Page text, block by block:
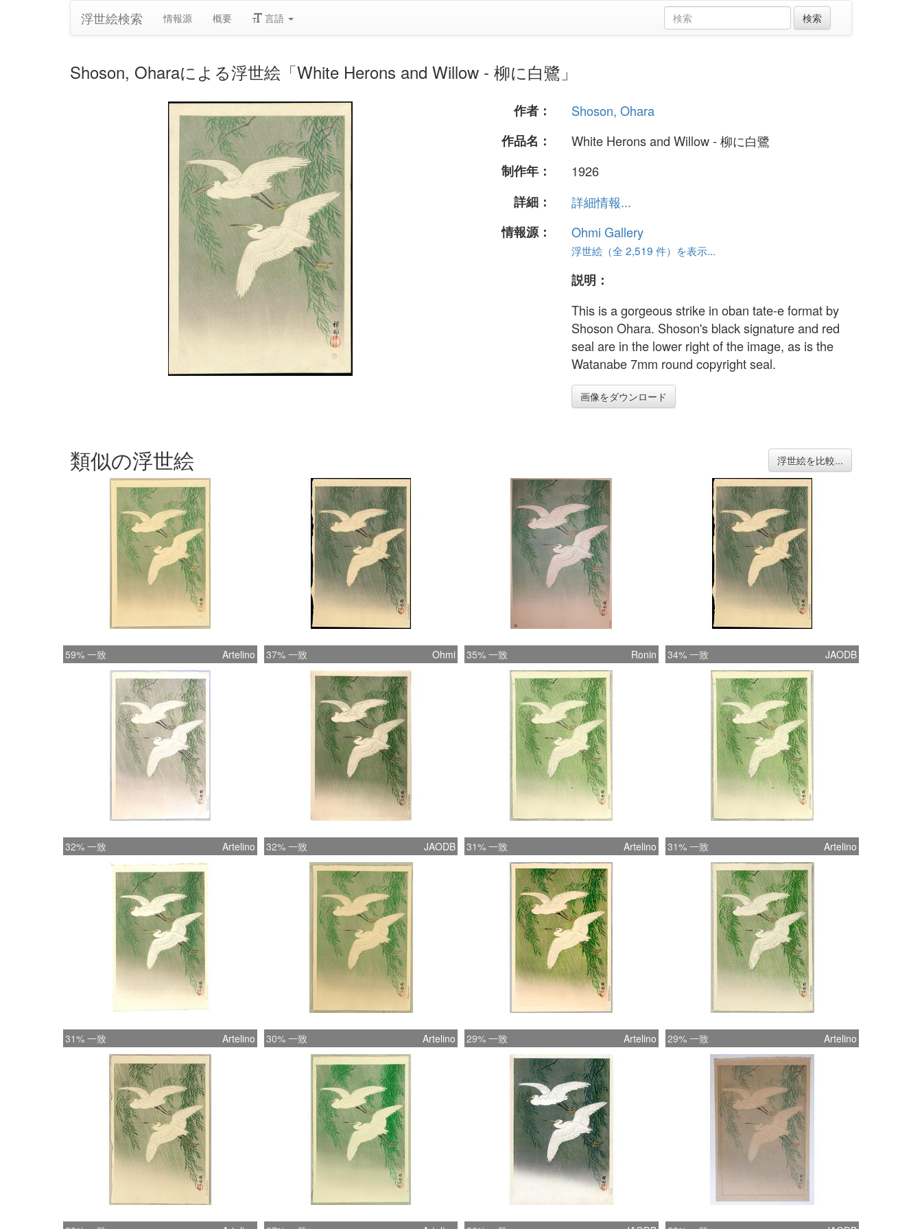
浮世絵検索 情報源 概要 言語
Shoson, Oharaによる浮世絵「White Herons and Willow - 柳に白鷺」
作者：
Shoson, Ohara
作品名：
White Herons and Willow - 柳に白鷺
制作年：
1926
詳細：
詳細情報...
情報源：
Ohmi Gallery
浮世絵（全 2,519 件）を表示...
説明：
This is a gorgeous strike in oban tate-e format by
Shoson Ohara. Shoson's black signature and red
seal are in the lower right of the image, as is the
Watanabe 7mm round copyright seal.
画像をダウンロード
類似の浮世絵 浮世絵を比較...
59% 一致 Artelino 37% 一致 Ohmi 35% 一致 Ronin 34% 一致 JAODB
32% 一致 Artelino 32% 一致 JAODB 31% 一致 Artelino 31% 一致 Artelino
31% 一致 Artelino 30% 一致 Artelino 29% 一致 Artelino 29% 一致 Artelino